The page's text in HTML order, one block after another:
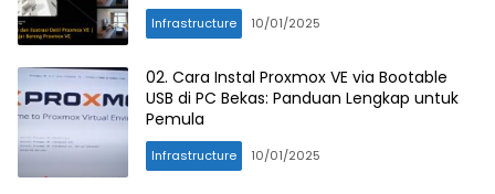
Infrastructure 10/01/2025
02. Cara Instal Proxmox VE via Bootable
USB di PC Bekas: Panduan Lengkap untuk
Pemula
Infrastructure 10/01/2025